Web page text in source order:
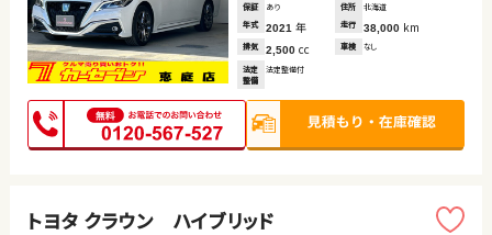
保証 あり 住所
北海道
年式
2021 年 走行 38,000 km
排気 2,500 cc 車検 なし
法定
整備
法定整備付
トヨタ クラウン ハイブリッド